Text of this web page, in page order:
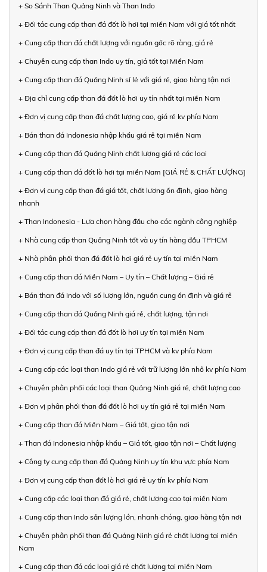
+ So Sánh Than Quảng Ninh và Than Indo
+ Đối tác cung cấp than đá đốt lò hơi tại miền Nam với giá tốt nhất
+ Cung cấp than đá chất lượng với nguồn gốc rõ ràng, giá rẻ
+ Chuyên cung cấp than Indo uy tín, giá tốt tại Miền Nam
+ Cung cấp than đá Quảng Ninh sỉ lẻ với giá rẻ, giao hàng tận nơi
+ Địa chỉ cung cấp than đá đốt lò hơi uy tín nhất tại miền Nam
+ Đơn vị cung cấp than đá chất lượng cao, giá rẻ kv phía Nam
+ Bán than đá Indonesia nhập khẩu giá rẻ tại miền Nam
+ Cung cấp than đá Quảng Ninh chất lượng giá rẻ các loại
+ Cung cấp than đá đốt lò hơi tại miền Nam [GIÁ RẺ & CHẤT LƯỢNG]
+ Đơn vị cung cấp than đá giá tốt, chất lượng ổn định, giao hàng
nhanh
+ Than Indonesia - Lựa chọn hàng đầu cho các ngành công nghiệp
+ Nhà cung cấp than Quảng Ninh tốt và uy tín hàng đầu TPHCM
+ Nhà phân phối than đá đốt lò hơi giá rẻ uy tín tại miền Nam
+ Cung cấp than đá Miền Nam – Uy tín – Chất lượng – Giá rẻ
+ Bán than đá Indo với số lượng lớn, nguồn cung ổn định và giá rẻ
+ Cung cấp than đá Quảng Ninh giá rẻ, chất lượng, tận nơi
+ Đối tác cung cấp than đá đốt lò hơi uy tín tại miền Nam
+ Đơn vị cung cấp than đá uy tín tại TPHCM và kv phía Nam
+ Cung cấp các loại than Indo giá rẻ với trữ lượng lớn nhỏ kv phía Nam
+ Chuyên phân phối các loại than Quảng Ninh giá rẻ, chất lượng cao
+ Đơn vị phân phối than đá đốt lò hơi uy tín giá rẻ tại miền Nam
+ Cung cấp than đá Miền Nam – Giá tốt, giao tận nơi
+ Than đá Indonesia nhập khẩu – Giá tốt, giao tận nơi – Chất lượng
+ Công ty cung cấp than đá Quảng Ninh uy tín khu vực phía Nam
+ Đơn vị cung cấp than đốt lò hơi giá rẻ uy tín kv phía Nam
+ Cung cấp các loại than đá giá rẻ, chất lượng cao tại miền Nam
+ Cung cấp than Indo sản lượng lớn, nhanh chóng, giao hàng tận nơi
+ Chuyên phân phối than đá Quảng Ninh giá rẻ chất lượng tại miền
Nam
+ Cung cấp than đá các loại giá rẻ chất lượng tại miền Nam